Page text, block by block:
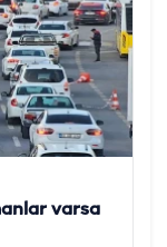
varsa